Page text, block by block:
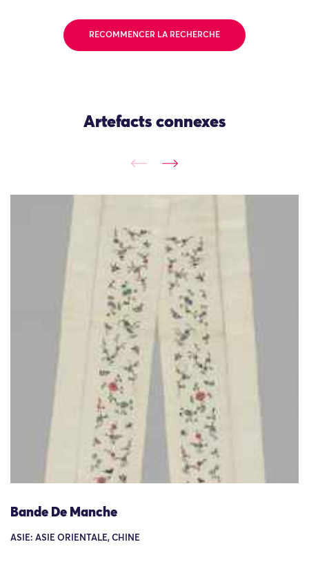
RECOMMENCER LA RECHERCHE
Artefacts connexes
Bande De Manche
ASIE: ASIE ORIENTALE, CHINE